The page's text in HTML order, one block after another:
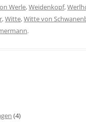
Werle,Weidenkopf,
,Witte,Witte von
.
(4)